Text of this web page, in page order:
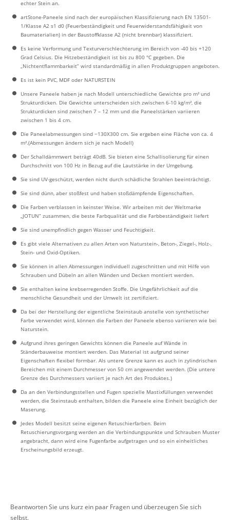
echter Stein an.
artStone-Paneele sind nach der europäischen Klassifizierung nach EN 13501-
1/Klasse A2 s1 d0 (Feuerbeständigkeit und Feuerwiderstandsfähigkeit von
Baumaterialien) in der Baustoffklasse A2 (nicht brennbar) klassifiziert.
Es keine Verformung und Texturverschlechterung im Bereich von -40 bis +120
Grad Celsius. Die Hitzebeständigkeit ist bis zu 800 °C gegeben. Die
„Nichtentflammbarkeit” wird standardmäßig in allen Produktgruppen angeboten.
Es ist kein PVC, MDF oder NATURSTEIN
Unsere Paneele haben je nach Modell unterschiedliche Gewichte pro m² und
Strukturdicken. Die Gewichte unterscheiden sich zwischen 6-10 kg/m², die
Strukturdicken sind zwischen 7 – 12 mm und die Paneelstärken variieren
zwischen 1 bis 4 cm.
Die Paneelabmessungen sind ~130X300 cm. Sie ergeben eine Fläche von ca. 4
m².(Abmessungen ändern sich je nach Modell)
Der Schalldämmwert beträgt 40dB. Sie bieten eine Schallisolierung für einen
Durchschnitt von 100 Hz in Bezug auf die Lautstärke in der Umgebung.
Sie sind UV-geschützt, werden nicht durch schädliche Strahlen beeinträchtigt.
Sie sind dünn, aber stoßfest und haben stoßdämpfende Eigenschaften.
Die Farben verblassen in keinster Weise. Wir arbeiten mit der Weltmarke
„JOTUN” zusammen, die beste Farbqualität und die Farbbeständigkeit liefert
Sie sind unempfindlich gegen Wasser und Feuchtigkeit.
Es gibt viele Alternativen zu allen Arten von Naturstein-, Beton-, Ziegel-, Holz-,
Stein- und Oxid-Optiken.
Sie können in allen Abmessungen individuell zugeschnitten und mit Hilfe von
Schrauben und Dübeln an allen Wänden und Decken montiert werden.
Sie enthalten keine krebserregenden Stoffe. Die Ungefährlichkeit auf die
menschliche Gesundheit und der Umwelt ist zertifiziert.
Da bei der Herstellung der eigentliche Steinstaub anstelle von synthetischer
Farbe verwendet wird, können die Farben der Paneele ebenso variieren wie bei
Naturstein.
Aufgrund ihres geringen Gewichts können die Paneele auf Wände in
Ständerbauweise montiert werden. Das Material ist aufgrund seiner
Eigenschaften flexibel formbar. Als untere Grenze kann es auch in zylindrischen
Bereichen mit einem Durchmesser von 50 cm angewendet werden. (Die untere
Grenze des Durchmessers variiert je nach Art des Produktes.)
Da an den Verbindungsstellen und Fugen spezielle Mastixfüllungen verwendet
werden, die Steinstaub enthalten, bilden die Paneele eine Einheit bezüglich der
Maserung.
Jedes Modell besitzt seine eigenen Retuschierfarben. Beim
Retuschierungsvorgang werden an die Verbindungspunkte und Schrauben Muster
angebracht, dann wird eine Fugenfarbe aufgetragen und so ein einheitliches
Erscheinungsbild erzeugt.
Beantworten Sie uns kurz ein paar Fragen und überzeugen Sie sich
selbst.